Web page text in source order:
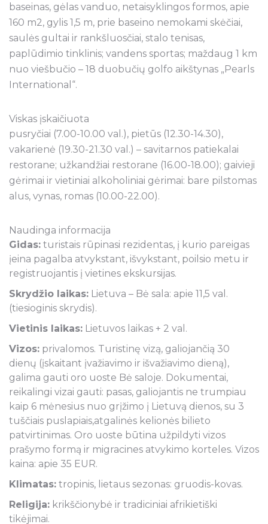
baseinas, gėlas vanduo, netaisyklingos formos, apie
160 m2, gylis 1,5 m, prie baseino nemokami skėčiai,
saulės gultai ir rankšluosčiai, stalo tenisas,
paplūdimio tinklinis; vandens sportas; maždaug 1 km
nuo viešbučio – 18 duobučių golfo aikštynas „Pearls
International“.
Viskas įskaičiuota
pusryčiai (7.00-10.00 val.), pietūs (12.30-14.30),
vakarienė (19.30-21.30 val.) – savitarnos patiekalai
restorane; užkandžiai restorane (16.00-18.00); gaivieji
gėrimai ir vietiniai alkoholiniai gėrimai: bare pilstomas
alus, vynas, romas (10.00-22.00).
Naudinga informacija
Gidas: turistais rūpinasi rezidentas, į kurio pareigas
įeina pagalba atvykstant, išvykstant, poilsio metu ir
registruojantis į vietines ekskursijas.
Skrydžio laikas: Lietuva – Bė sala: apie 11,5 val.
(tiesioginis skrydis).
Vietinis laikas: Lietuvos laikas + 2 val.
Vizos: privalomos. Turistinę vizą, galiojančią 30
dienų (įskaitant įvažiavimo ir išvažiavimo dieną),
galima gauti oro uoste Bė saloje. Dokumentai,
reikalingi vizai gauti: pasas, galiojantis ne trumpiau
kaip 6 mėnesius nuo grįžimo į Lietuvą dienos, su 3
tuščiais puslapiais,atgalinės kelionės bilieto
patvirtinimas. Oro uoste būtina užpildyti vizos
prašymo formą ir migracines atvykimo korteles. Vizos
kaina: apie 35 EUR.
Klimatas: tropinis, lietaus sezonas: gruodis-kovas.
Religija: krikščionybė ir tradiciniai afrikietiški
tikėjimai.